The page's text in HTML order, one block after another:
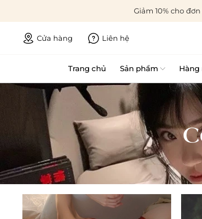
Giảm 10% cho
Cửa hàng Liên hệ
Trang chủ Sản phẩm Hàng